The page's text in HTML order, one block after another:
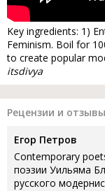
Key ingredients: 1)
Feminism. Boil for
to create popular
itsdivya
Рецензии и отзывы
Егор Петров
Contemporary
поэзии Уильяма
русского